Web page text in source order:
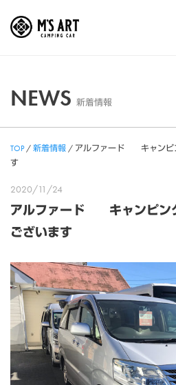
NEWS 新着情報
TOP/新着情報 / アルファード キャン
す
2020/11/24
アルファード キャンピ
ございます